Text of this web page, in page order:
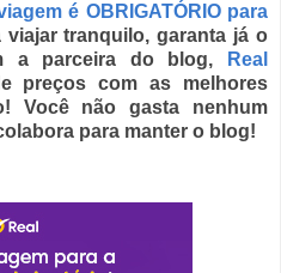
é OBRIGATÓRIO para
viajar tranquilo, garanta já o
a parceira do blog,
Real
preços com as melhores
Você não gasta nenhum
para manter o blog!